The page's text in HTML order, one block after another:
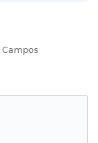
Campos